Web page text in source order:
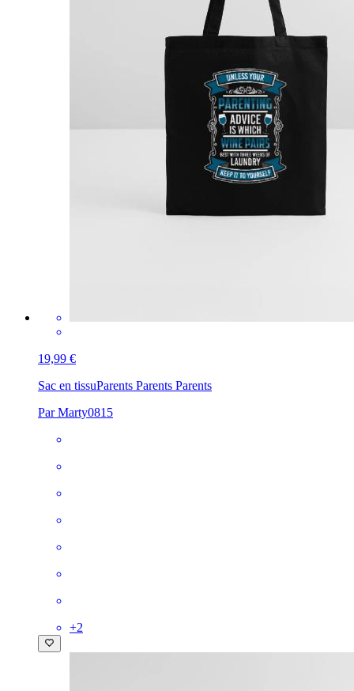
19,99 €
Sac en tissuParents Parents Parents
Par Marty0815
+2